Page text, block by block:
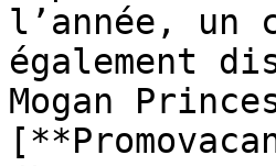
l’année, un
également
Mogan